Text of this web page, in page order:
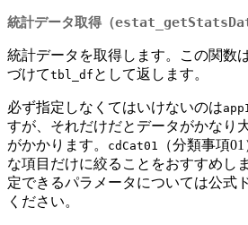
統計データ取得（
統計データを取得します。この関数
づけてtbl_df として返します。
必ず指定しなくてはいけないのは
すが、それだけだとデータがかなり
がかかります。
cdCat01
（分類事項
な項目だけに絞ることをおすすめし
定できるパラメータについては公式
ください。